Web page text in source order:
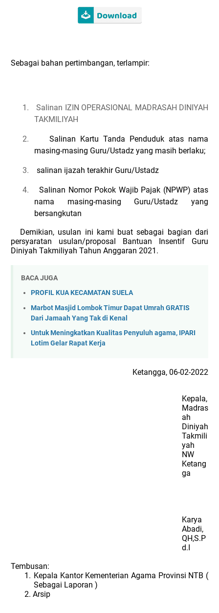
Sebagai bahan pertimbangan, terlampir:
1.
Salinan IZIN OPERASIONAL MADRASAH DINIYAH
TAKMILIYAH
2.
Salinan Kartu Tanda Penduduk atas nama
masing-masing Guru/Ustadz yang masih berlaku;
3. salinan ijazah terakhir Guru/Ustadz
4.
Salinan Nomor Pokok Wajib Pajak (NPWP) atas
nama masing-masing Guru/Ustadz yang
bersangkutan
Demikian, usulan ini kami buat sebagai bagian dari
persyaratan usulan/proposal Bantuan Insentif Guru
Diniyah Takmiliyah Tahun Anggaran 2021.
BACA JUGA
PROFIL KUA KECAMATAN SUELA
Marbot Masjid Lombok Timur Dapat Umrah GRATIS
Dari Jamaah Yang Tak di Kenal
Untuk Meningkatkan Kualitas Penyuluh agama, IPARI
Lotim Gelar Rapat Kerja
Ketangga, 06-02-2022
Kepala,
Madras
ah
Diniyah
Takmili
yah
NW
Ketang
ga
Karya
Abadi,
QH,S.P
d.I
Tembusan:
1. Kepala Kantor Kementerian Agama Provinsi NTB (
Sebagai Laporan )
2. Arsip